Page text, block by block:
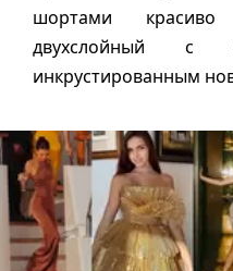
шортами
двухслойный с
инкрустированным